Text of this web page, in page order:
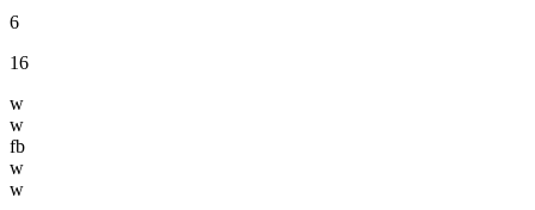
6
16
w
w
fb
w
w